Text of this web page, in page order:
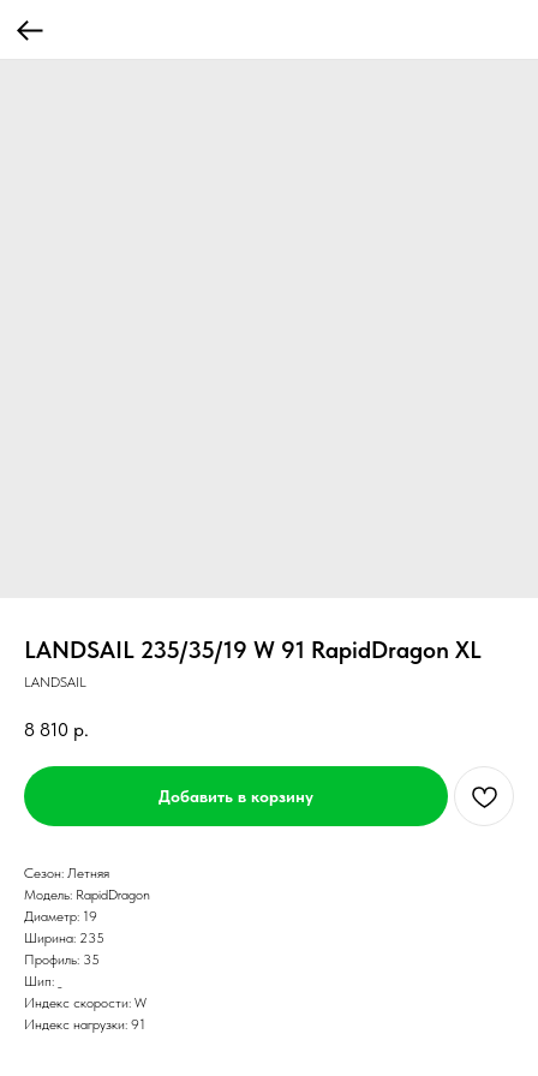
LANDSAIL 235/35/19 W 91 RapidDragon XL
LANDSAIL
8 810 р.
Добавить в корзину
Сезон: Летняя
Модель: RapidDragon
Диаметр: 19
Ширина: 235
Профиль: 35
Шип: _
Индекс скорости: W
Индекс нагрузки: 91